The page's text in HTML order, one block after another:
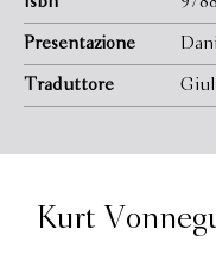
Presentazione
Traduttore
Kurt